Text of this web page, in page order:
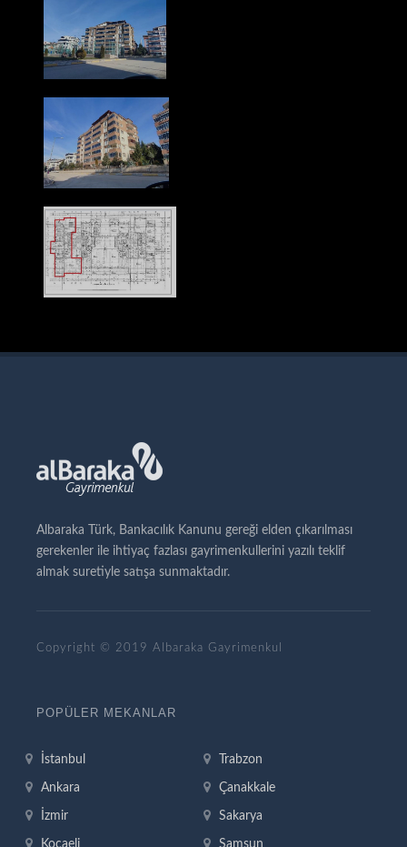
Albaraka Türk, Bankacılık Kanunu gereği elden çıkarılması
gerekenler ile ihtiyaç fazlası gayrimenkullerini yazılı teklif
almak suretiyle satışa sunmaktadır.
Copyright © 2019 Albaraka Gayrimenkul
POPÜLER MEKANLAR
İstanbul
Ankara
İzmir
Kocaeli
Trabzon
Çanakkale
Sakarya
Samsun